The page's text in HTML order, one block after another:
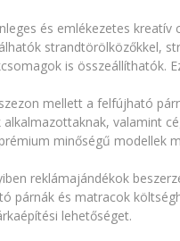
és emlékezetes
strandtörölközőkkel,
is összeállíthatók.
mellett a felfújható
alkalmazottaknak, valamint
minőségű modellek
reklámajándékok
párnák és matracok
lehetőséget.